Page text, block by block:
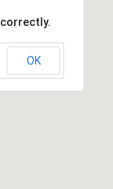
correctly.
OK